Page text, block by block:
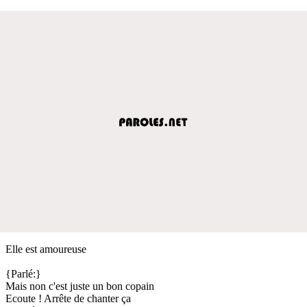
Elle est amoureuse
{Parlé:}
Mais non c'est juste un bon copain
Ecoute ! Arrête de chanter ça